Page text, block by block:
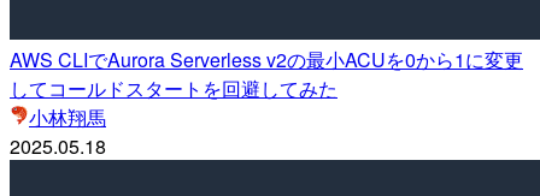
AWS CLIでAurora Serverless v2の最小ACUを0から1に変更
してコールドスタートを回避してみた
小林翔馬
2025.05.18